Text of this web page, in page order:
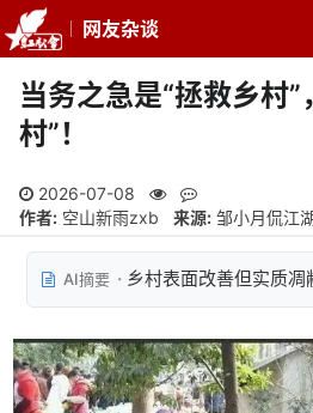
网友杂谈
当务之急是“拯救乡村”
村”！
2026-07-08
作者: 空山新雨zxb 来源: 邹小月侃江
AI摘要
乡村表面改善但实质
人打零工或沉迷手机、光棍汉增多